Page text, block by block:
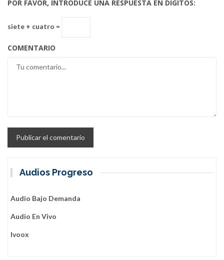
POR FAVOR, INTRODUCE UNA RESPUESTA EN DÍGITOS:
siete + cuatro =
COMENTARIO
Audios Progreso
Audio Bajo Demanda
Audio En Vivo
Ivoox